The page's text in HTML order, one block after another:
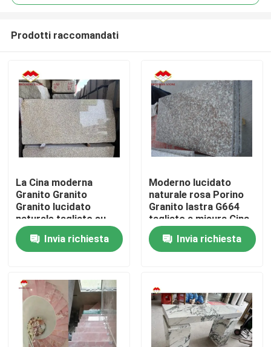
Casa.
Prodotti
Prodotti raccomandati
La Cina moderna
Granito Granito
Granito lucidato
naturale tagliato su
misura Cina rosa
porno rosa Granito
Invia richiesta
Moderno lucidato
naturale rosa Porino
Granito lastra G664
tagliato a misura Cina
rosa porno Rosa
PrezziInvia richiesta